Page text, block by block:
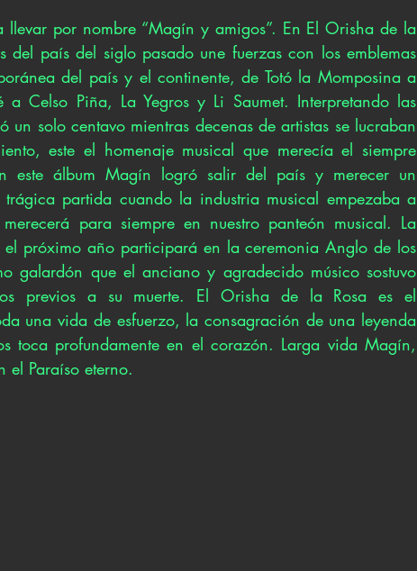
por nombre “Magín y amigos”. En El Orisha de la
del país del siglo pasado une fuerzas con los emblemas
del país y el continente, de Totó la Momposina a
Celso Piña, La Yegros y Li Saumet. Interpretando las
solo centavo mientras decenas de artistas se lucraban
este el homenaje musical que merecía el siempre
este álbum Magín logró salir del país y merecer un
partida cuando la industria musical empezaba a
para siempre en nuestro panteón musical. La
próximo año participará en la ceremonia Anglo de los
galardón que el anciano y agradecido músico sostuvo
previos a su muerte. El Orisha de la Rosa es el
una vida de esfuerzo, la consagración de una leyenda
toca profundamente en el corazón. Larga vida Magín,
el Paraíso eterno.